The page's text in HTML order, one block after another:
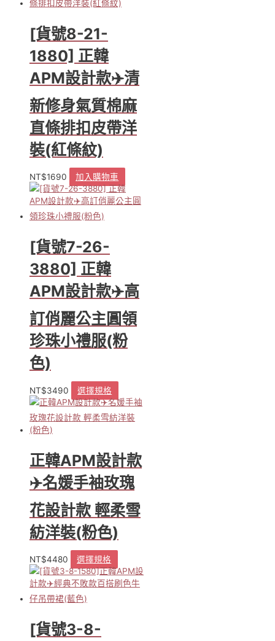
[貨號8-21-
1880] 正韓
APM設計款✈️清
新修身氣質棉麻
直條排扣皮帶洋
裝(紅條紋)
NT$1690 加入購物車
[貨號7-26-
3880] 正韓
APM設計款✈️高
訂俏麗公主圓領
珍珠小禮服(粉
色)
NT$3490 選擇規格
產
品
種
款
式。
可
在
產
頁
面
擇
選
正韓APM設計款
✈️名媛手袖玫瑰
花設計款 輕柔雪
紡洋裝(粉色)
NT$4480 選擇規格
產
品
[貨號3-8-